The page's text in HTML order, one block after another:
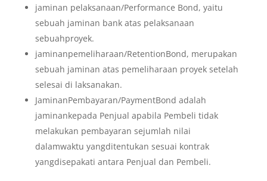
jaminan pelaksanaan/Performance Bond, yaitu
sebuah jaminan bank atas pelaksanaan
sebuahproyek.
jaminanpemeliharaan/RetentionBond, merupakan
sebuah jaminan atas pemeliharaan proyek setelah
selesai di laksanakan.
JaminanPembayaran/PaymentBond adalah
jaminankepada Penjual apabila Pembeli tidak
melakukan pembayaran sejumlah nilai
dalamwaktu yangditentukan sesuai kontrak
yangdisepakati antara Penjual dan Pembeli.